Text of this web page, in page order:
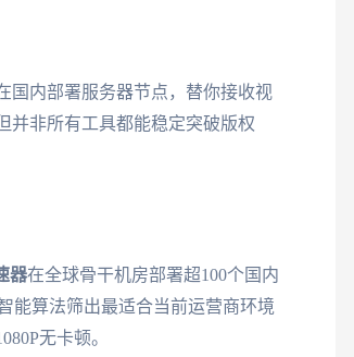
国内部署服务器节点，替你接收视
并非所有工具都能稳定突破版权
器在全球骨干机房部署超100个国内
能算法筛出最适合当前运营商环境
无卡顿。